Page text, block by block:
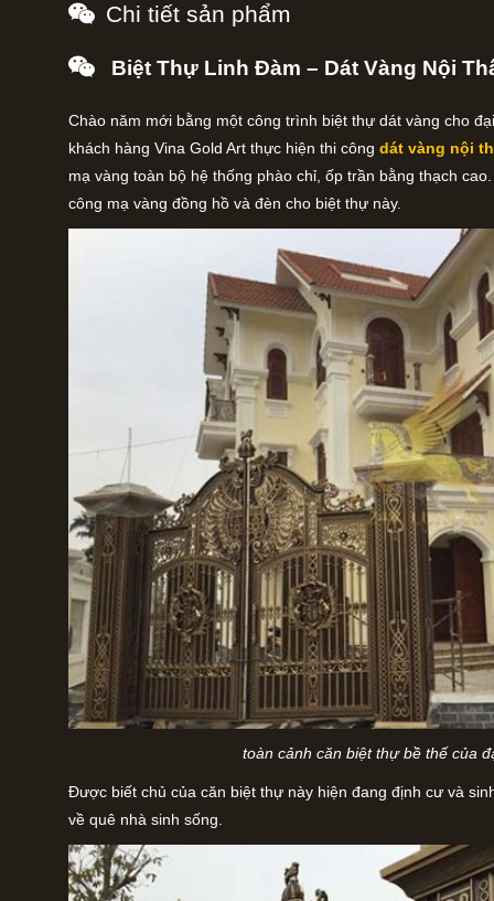
Chi tiết sản phẩm
Biệt Thự Linh Đàm – Dát Vàng Nội
Chào năm mới bằng một công trình biệt thự dát vàng cho
khách hàng Vina Gold Art thực hiện thi công dát vàng nội
mạ vàng toàn bộ hệ thống phào chỉ, ốp trần bằng thạch
công mạ vàng đồng hồ và đèn cho biệt thự này.
toàn cảnh căn biệt thự bề thế của
Được biết chủ của căn biệt thự này hiện đang định cư và
về quê nhà sinh sống.